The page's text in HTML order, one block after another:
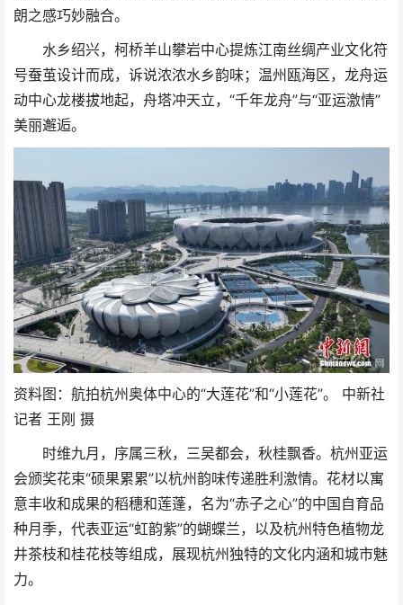
朗之感巧妙融合。
水乡绍兴，柯桥羊山攀岩中心提炼江南丝绸产业文化符
号蚕茧设计而成，诉说浓浓水乡韵味；温州瓯海区，龙舟运
动中心龙楼拔地起，舟塔冲天立，“千年龙舟”与“亚运激情”
美丽邂逅。
资料图：航拍杭州奥体中心的“大莲花”和“小莲花”。 中新社
记者 王刚 摄
时维九月，序属三秋，三吴都会，秋桂飘香。杭州亚运
会颁奖花束“硕果累累”以杭州韵味传递胜利激情。花材以寓
意丰收和成果的稻穗和莲蓬，名为“赤子之心”的中国自育品
种月季，代表亚运“虹韵紫”的蝴蝶兰，以及杭州特色植物龙
井茶枝和桂花枝等组成，展现杭州独特的文化内涵和城市魅
力。